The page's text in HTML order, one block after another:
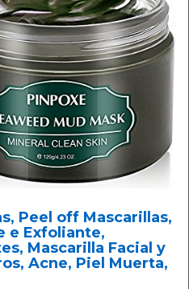
Peel off Mascarillas,
e Exfoliante,
Mascarilla Facial y
Acne, Piel Muerta,